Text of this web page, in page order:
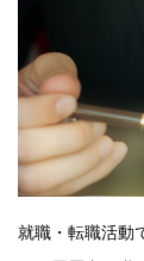
就職・転職活動